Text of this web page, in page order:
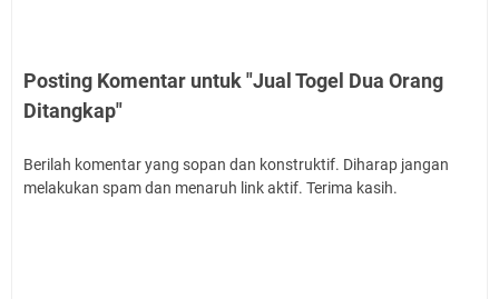
Posting Komentar untuk "Jual Togel Dua Orang
Ditangkap"
Berilah komentar yang sopan dan konstruktif. Diharap jangan
melakukan spam dan menaruh link aktif. Terima kasih.